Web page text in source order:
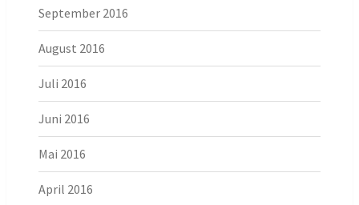
September 2016
August 2016
Juli 2016
Juni 2016
Mai 2016
April 2016